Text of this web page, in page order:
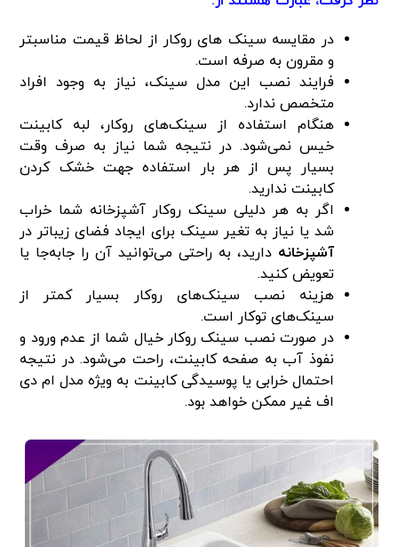
در مقایسه سینک های روکار از لحاظ قیمت مناسبتر
و مقرون به صرفه است.
فرایند نصب این مدل سینک، نیاز به وجود افراد
متخصص ندارد.
هنگام استفاده از سینک‌های روکار، لبه کابینت
خیس نمی‌شود. در نتیجه شما نیاز به صرف وقت
بسیار پس از هر بار استفاده جهت خشک کردن
کابینت ندارید.
اگر به هر دلیلی سینک روکار آشپزخانه شما خراب
شد یا نیاز به تغیر سینک برای ایجاد فضای زیبا‌تر در
آشپزخانه دارید، به راحتی می‌توانید آن را جابه‌جا یا
تعویض کنید.
هزینه نصب سینک‌های روکار بسیار کمتر از
سینک‌های توکار است.
در صورت نصب سینک روکار خیال شما از عدم ورود و
نفوذ آب به صفحه کابینت، راحت می‌شود. در نتیجه
احتمال خرابی یا پوسیدگی کابینت به ویژه مدل ‌ام دی
اف غیر ممکن خواهد بود.